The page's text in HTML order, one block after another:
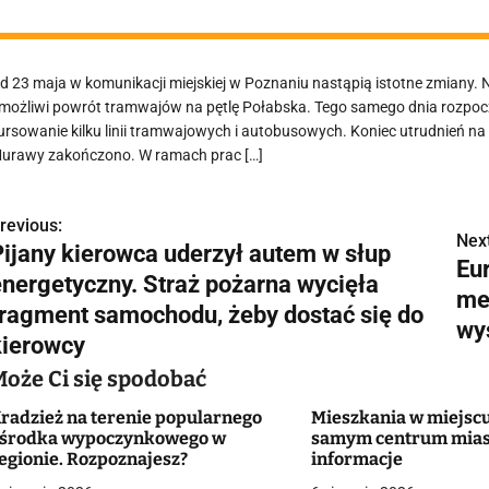
23 maja w komunikacji miejskiej w Poznaniu nastąpią istotne
powrót tramwajów na pętlę Połabska. Tego samego dnia
kilku linii tramwajowych i autobusowych. Koniec utrudnień
zakończono. W ramach prac […]
kierowca uderzył autem w słup
Straż pożarna wycięła
samochodu, żeby dostać się do
Ci się spodobać
na terenie popularnego
wypoczynkowego w
Rozpoznajesz?
Mieszkania w
samym centrum
informacje